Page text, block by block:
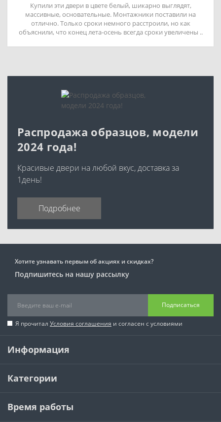
Купили эти двери в цвете белый, шикарно выглядят,
массивные, основательные. Монтажники поставили на
отлично. Только сроки немного расстроили, но как
объяснили, что конец лета-осень всегда сроки увеличены ..
Распродажа образцов, модели
2024 года!
Красивые двери на любой вкус, доставка за
1день!
Подробнее
Хотите узнавать первым об акциях и скидках?
Подпишитесь на нашу рассылку
Подписаться
Я прочитал Условия соглашения и согласен с условиями
Информация
Категории
Время работы